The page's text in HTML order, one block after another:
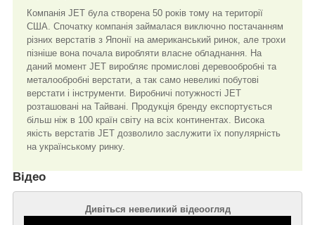
Компанія JET була створена 50 років тому на території
США. Спочатку компанія займалася виключно постачанням
різних верстатів з Японії на американський ринок, але трохи
пізніше вона почала виробляти власне обладнання. На
даний момент JET виробляє промислові деревообробні та
металообробні верстати, а так само невеликі побутові
верстати і інструменти. Виробничі потужності JET
розташовані на Тайвані. Продукція бренду експортується
більш ніж в 100 країн світу на всіх континентах. Висока
якість верстатів JET дозволило заслужити їх популярність
на українському ринку.
Відео
Дивіться невеликий відеоогляд